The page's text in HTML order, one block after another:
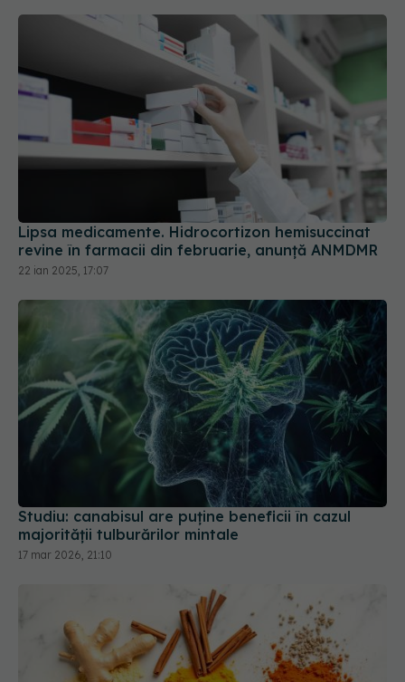
Lipsa medicamente. Hidrocortizon hemisuccinat
revine în farmacii din februarie, anunță ANMDMR
22 ian 2025, 17:07
Studiu: canabisul are puţine beneficii în cazul
majorităţii tulburărilor mintale
17 mar 2026, 21:10